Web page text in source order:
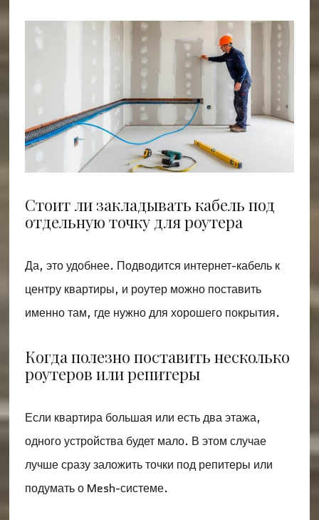
Стоит ли закладывать кабель под
отдельную точку для роутера
Да, это удобнее. Подводится интернет-кабель к
центру квартиры, и роутер можно поставить
именно там, где нужно для хорошего покрытия.
Когда полезно поставить несколько
роутеров или репитеры
Если квартира большая или есть два этажа,
одного устройства будет мало. В этом случае
лучше сразу заложить точки под репитеры или
подумать о Mesh-системе.